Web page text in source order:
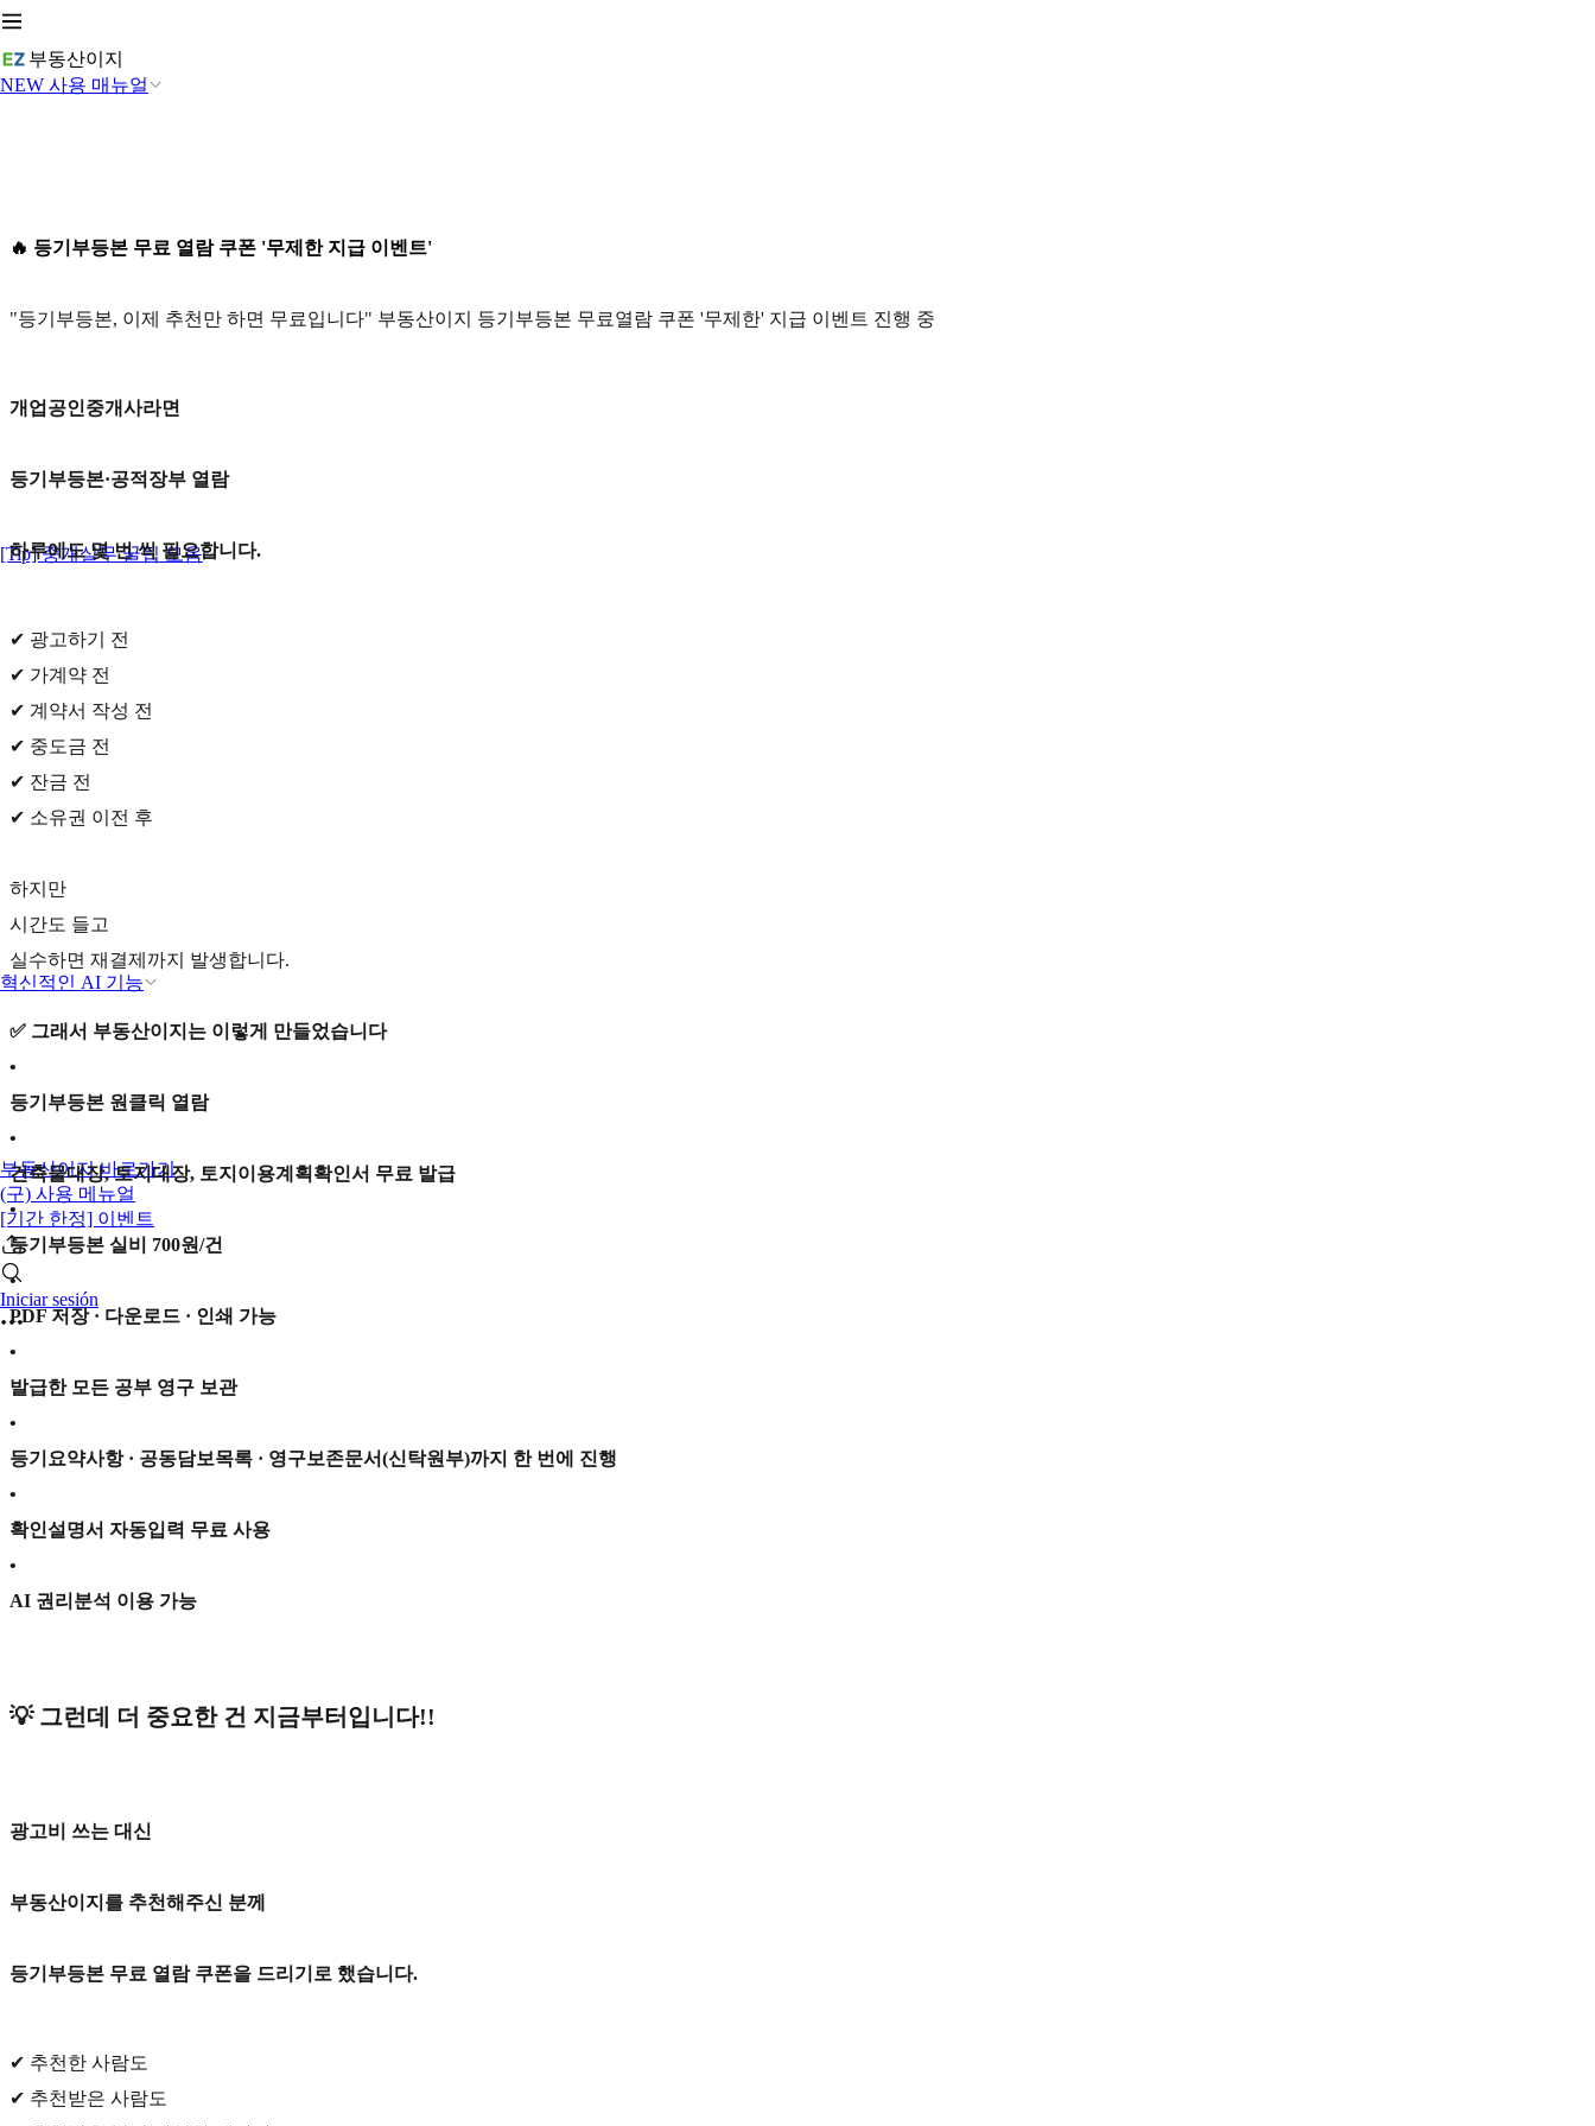
부동산이지
NEW 사용 매뉴얼
[Tip] 중개실무 꿀팁 모음
혁신적인 AI 기능
부동산이지 바로가기
(구) 사용 메뉴얼
[기간 한정] 이벤트
Iniciar sesión
🔥 등기부등본 무료 열람 쿠폰 '무제한 지급 이벤트'
"등기부등본, 이제 추천만 하면 무료입니다" 부동산이지 등기부등본 무료열람 쿠폰 '무제한' 지급 이벤트 진행 중
개업공인중개사라면
등기부등본·공적장부 열람
하루에도 몇 번 씩 필요합니다.
✔ 광고하기 전
✔ 가계약 전
✔ 계약서 작성 전
✔ 중도금 전
✔ 잔금 전
✔ 소유권 이전 후
하지만
시간도 들고
실수하면 재결제까지 발생합니다.
✅ 그래서 부동산이지는 이렇게 만들었습니다
•
등기부등본 원클릭 열람
•
건축물대장, 토지대장, 토지이용계획확인서 무료 발급
•
등기부등본 실비 700원/건
•
PDF 저장 · 다운로드 · 인쇄 가능
•
발급한 모든 공부 영구 보관
•
등기요약사항 · 공동담보목록 · 영구보존문서(신탁원부)까지 한 번에 진행
•
확인설명서 자동입력 무료 사용
•
AI 권리분석 이용 가능
💡 그런데 더 중요한 건 지금부터입니다!!
광고비 쓰는 대신
부동산이지를 추천해주신 분께
등기부등본 무료 열람 쿠폰을 드리기로 했습니다.
✔ 추천한 사람도
✔ 추천받은 사람도